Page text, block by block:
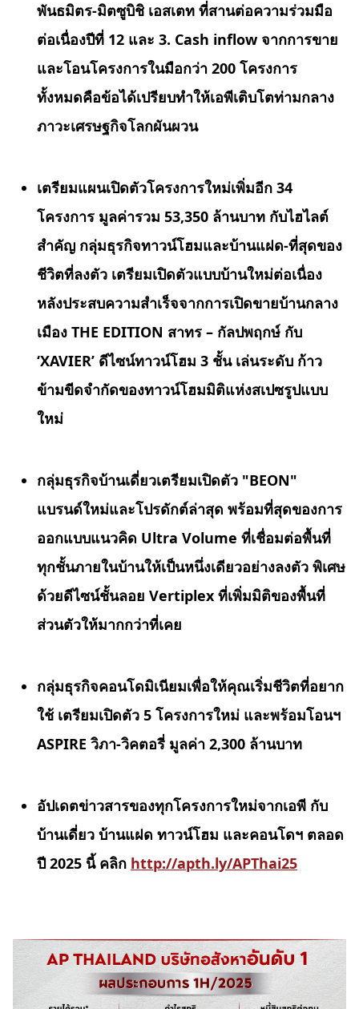
พันธมิตร-มิตซูบิชิ เอสเตท ที่สานต่อความร่วมมือ
ต่อเนื่องปีที่ 12 และ 3. Cash inflow จากการขาย
และโอนโครงการในมือกว่า 200 โครงการ
ทั้งหมดคือข้อได้เปรียบทำให้เอพีเติบโตท่ามกลาง
ภาวะเศรษฐกิจโลกผันผวน
เตรียมแผนเปิดตัวโครงการใหม่เพิ่มอีก 34
โครงการ มูลค่ารวม 53,350 ล้านบาท กับไฮไลต์
สำคัญ กลุ่มธุรกิจทาวน์โฮมและบ้านแฝด-ที่สุดของ
ชีวิตที่ลงตัว เตรียมเปิดตัวแบบบ้านใหม่ต่อเนื่อง
หลังประสบความสำเร็จจากการเปิดขายบ้านกลาง
เมือง THE EDITION สาทร – กัลปพฤกษ์ กับ
‘XAVIER’ ดีไซน์ทาวน์โฮม 3 ชั้น เล่นระดับ ก้าว
ข้ามขีดจำกัดของทาวน์โฮมมิติแห่งสเปซรูปแบบ
ใหม่
กลุ่มธุรกิจบ้านเดี่ยวเตรียมเปิดตัว "BEON"
แบรนด์ใหม่และโปรดักต์ล่าสุด พร้อมที่สุดของการ
ออกแบบแนวคิด Ultra Volume ที่เชื่อมต่อพื้นที่
ทุกชั้นภายในบ้านให้เป็นหนึ่งเดียวอย่างลงตัว พิเศษ
ด้วยดีไซน์ชั้นลอย Vertiplex ที่เพิ่มมิติของพื้นที่
ส่วนตัวให้มากกว่าที่เคย
กลุ่มธุรกิจคอนโดมิเนียมเพื่อให้คุณเริ่มชีวิตที่อยาก
ใช้ เตรียมเปิดตัว 5 โครงการใหม่ และพร้อมโอนฯ
ASPIRE วิภา-วิคตอรี่ มูลค่า 2,300 ล้านบาท
อัปเดตข่าวสารของทุกโครงการใหม่จากเอพี กับ
บ้านเดี่ยว บ้านแฝด ทาวน์โฮม และคอนโดฯ ตลอด
ปี2025 นี้ คลิก http://apth.ly/APThai25